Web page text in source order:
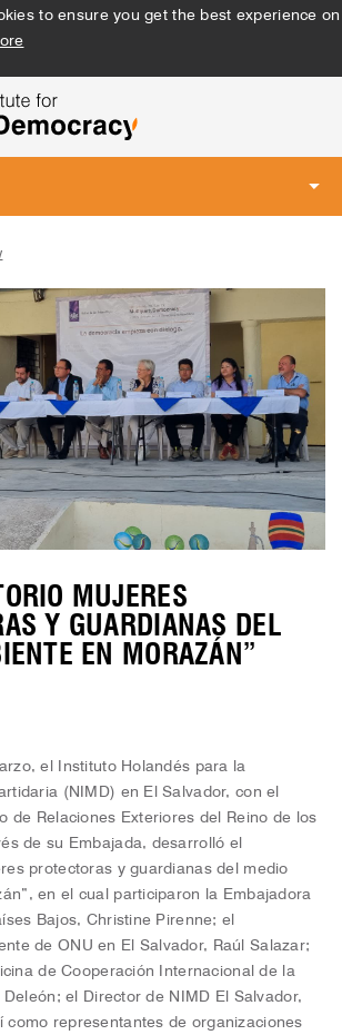
to ensure you get the best experience on
navigation
MUJERES
Y GUARDIANAS DEL
EN MORAZÁN”
el Instituto Holandés para la
(NIMD) en El Salvador, con el
de Relaciones Exteriores del Reino de los
de su Embajada, desarrolló el
protectoras y guardianas del medio
en el cual participaron la Embajadora
Bajos, Christine Pirenne; el
de ONU en El Salvador, Raúl Salazar;
de Cooperación Internacional de la
el Director de NIMD El Salvador,
como representantes de organizaciones